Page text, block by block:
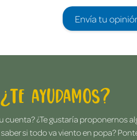
Envía tu
¿Te ayudamos?
cuenta? ¿Te gustaría proponernos
si todo va viento en popa?